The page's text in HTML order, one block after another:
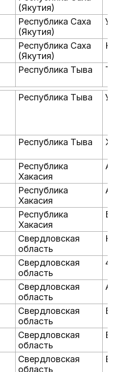
(Якутия)
Республика Саха
(Якутия)
Республика Саха
(Якутия)
Республика Тыва
Республика Тыва
Республика Тыва
Республика
Хакасия
Республика
Хакасия
Республика
Хакасия
Свердловская
область
Свердловская
область
Свердловская
область
Свердловская
область
Свердловская
область
Свердловская
область